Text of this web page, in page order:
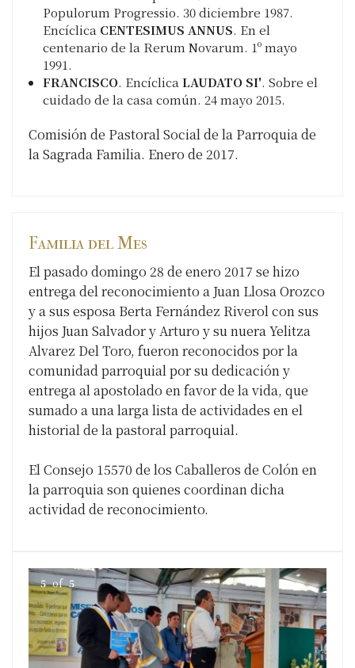
Populorum Progressio. 30 diciembre 1987.
Encíclica CENTESIMUS ANNUS. En el
centenario de la Rerum Novarum. 1º mayo
1991.
FRANCISCO. Encíclica LAUDATO SI'. Sobre el
cuidado de la casa común. 24 mayo 2015.
Comisión de Pastoral Social de la Parroquia de
la Sagrada Familia. Enero de 2017.
Familia del Mes
El pasado domingo 28 de enero 2017 se hizo
entrega del reconocimiento a Juan Llosa Orozco
y a sus esposa Berta Fernández Riverol con sus
hijos Juan Salvador y Arturo y su nuera Yelitza
Alvarez Del Toro, fueron reconocidos por la
comunidad parroquial por su dedicación y
entrega al apostolado en favor de la vida, que
sumado a una larga lista de actividades en el
historial de la pastoral parroquial.
El Consejo 15570 de los Caballeros de Colón en
la parroquia son quienes coordinan dicha
actividad de reconocimiento.
5 of 5